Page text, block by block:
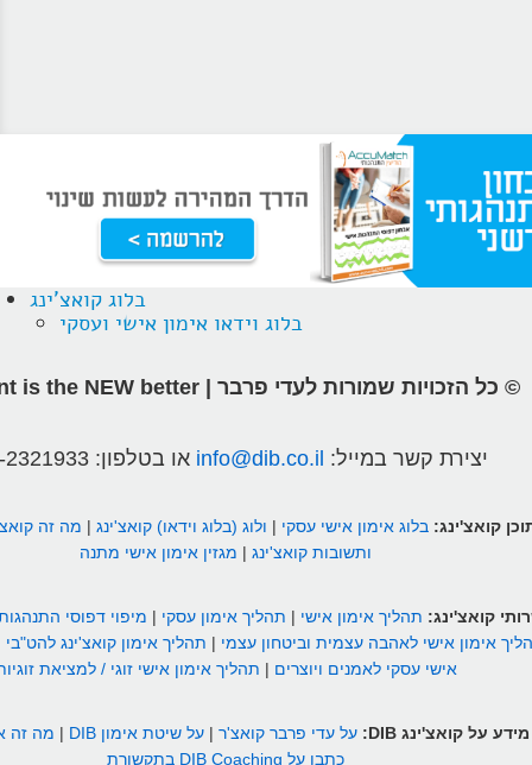
בלוג קואצ'ינג
בלוג וידאו אימון אישי ועסקי
© כל הזכויות שמורות לעדי פרבר | different is the NEW better
יצירת קשר במייל: info@dib.co.il או בטלפון: 2321933
קואצ'ינג: בלוג אימון אישי עסקי | ולוג (בלוג וידאו) קואצ'ינג | מה זה
ותשובות קואצ'ינג | מגזין אימון אישי מתנה
קואצ'ינג: תהליך אימון אישי | תהליך אימון עסקי | מיפוי דפוסי
אימון אישי לאהבה עצמית וביטחון עצמי | תהליך אימון קואצ'ינג להט"בי
אישי עסקי לאמנים ויוצרים | תהליך אימון אישי זוגי / למציאת
מידע על קואצ'ינג DIB: על עדי פרבר קואצ'ר |על שיטת אימון DIB | מה זה
כתבו על DIB Coaching בתקשורת